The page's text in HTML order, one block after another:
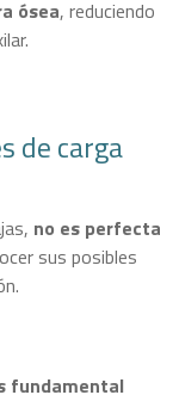
ósea, reduciendo
de carga
no es perfecta
sus posibles
fundamental